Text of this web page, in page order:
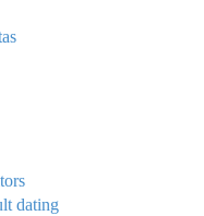
dating